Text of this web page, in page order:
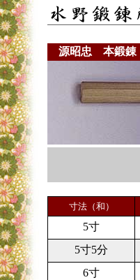
源昭忠 本鍛
寸法（和）
5寸
5寸5分
6寸